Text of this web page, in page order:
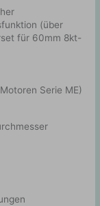
(über
für 60mm 8kt-
Serie ME)